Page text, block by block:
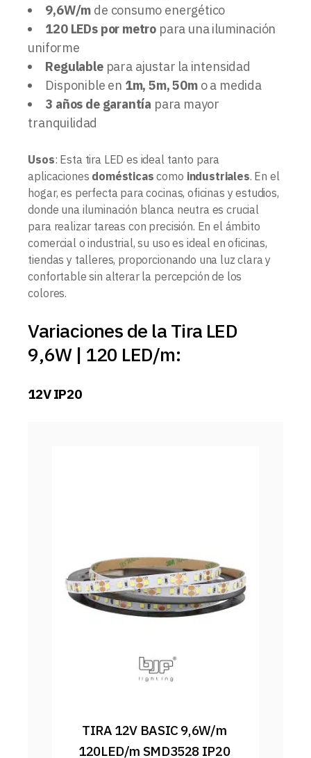
9,6W/m de consumo energético
120 LEDs por metro para una iluminación
uniforme
Regulablepara ajustar la intensidad
Disponible en 1m, 5m, 50mo a medida
3 años de garantía para mayor
tranquilidad
Usos: Esta tira LED es ideal tanto para
aplicaciones domésticas como industriales. En el
hogar, es perfecta para cocinas, oficinas y estudios,
donde una iluminación blanca neutra es crucial
para realizar tareas con precisión. En el ámbito
comercial o industrial, su uso es ideal en oficinas,
tiendas y talleres, proporcionando una luz clara y
confortable sin alterar la percepción de los
colores.
Variaciones de la Tira LED
9,6W | 120 LED/m:
12V IP20
TIRA 12V BASIC 9,6W/m
120LED/m SMD3528 IP20